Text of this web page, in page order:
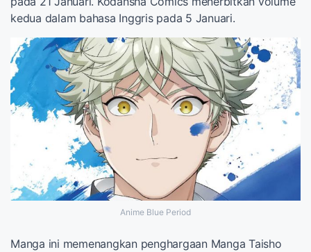
kedua dalam bahasa Inggris pada 5 Januari.
Anime Blue Period
Manga ini memenangkan penghargaan Manga Taisho